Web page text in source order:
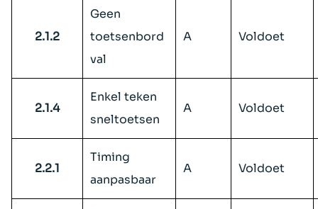
2.1.2
Geen
toetsenbord
val
A Voldoet
2.1.4
Enkel teken
sneltoetsen
A Voldoet
2.2.1
Timing
aanpasbaar
A Voldoet